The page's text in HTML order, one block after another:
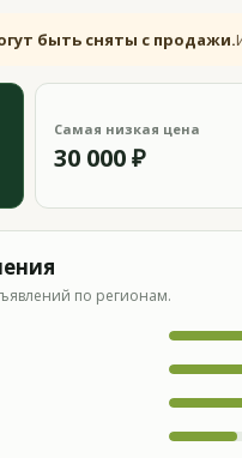
быть сняты с продажи.
Самая низкая цена
30 000 ₽
по регионам.